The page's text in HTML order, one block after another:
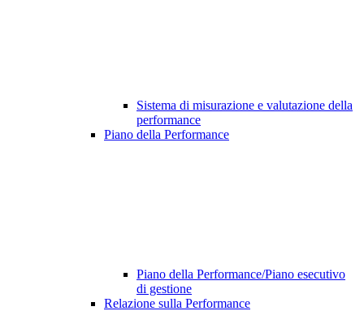
Sistema di misurazione e valutazione della
performance
Piano della Performance
Piano della Performance/Piano esecutivo
di gestione
Relazione sulla Performance